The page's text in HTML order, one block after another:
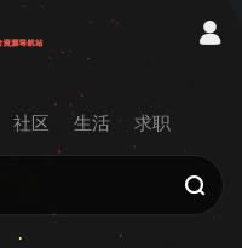
社区 生活 求职